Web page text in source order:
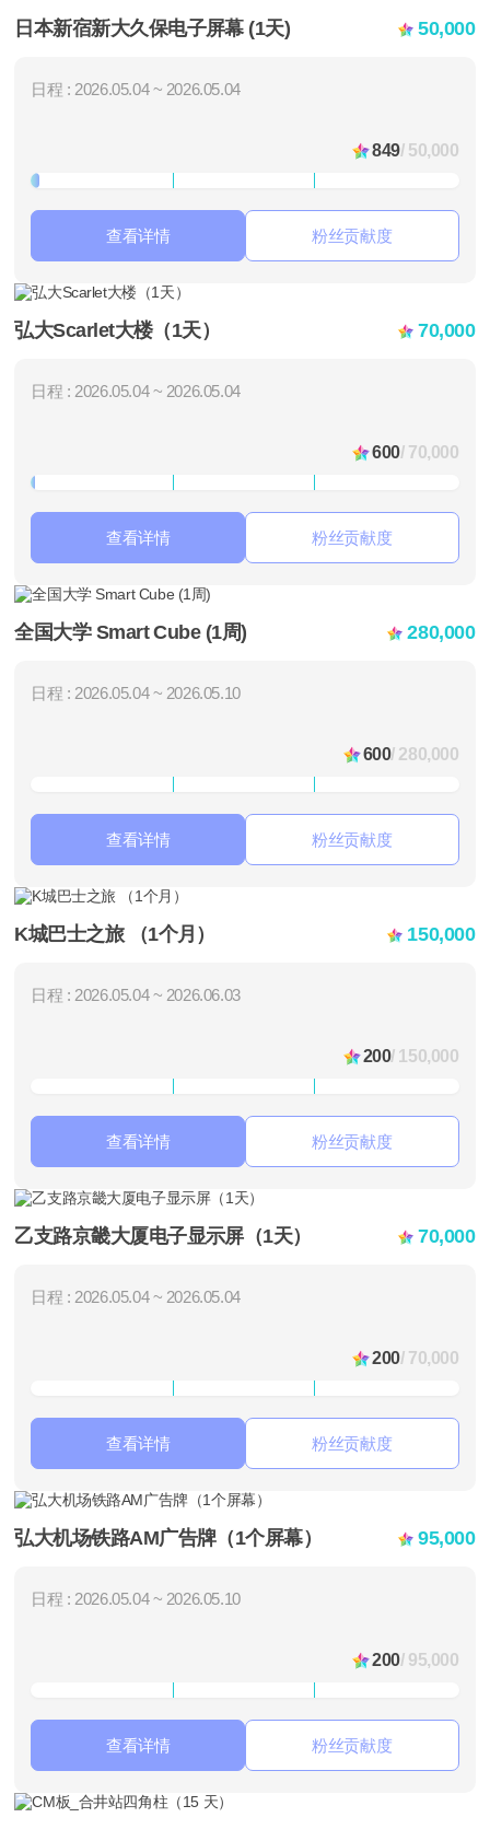
日本新宿新大久保电子屏幕 (1天) 50,000
日程 : 2026.05.04 ~ 2026.05.04
849/ 50,000
查看详情 粉丝贡献度
弘大Scarlet大楼（1天） 70,000
日程 : 2026.05.04 ~ 2026.05.04
600/ 70,000
查看详情 粉丝贡献度
全国大学 Smart Cube (1周) 280,000
日程 : 2026.05.04 ~ 2026.05.10
600/ 280,000
查看详情 粉丝贡献度
K城巴士之旅 （1个月） 150,000
日程 : 2026.05.04 ~ 2026.06.03
200/ 150,000
查看详情 粉丝贡献度
乙支路京畿大厦电子显示屏（1天） 70,000
日程 : 2026.05.04 ~ 2026.05.04
200/ 70,000
查看详情 粉丝贡献度
弘大机场铁路AM广告牌（1个屏幕） 95,000
日程 : 2026.05.04 ~ 2026.05.10
200/ 95,000
查看详情 粉丝贡献度